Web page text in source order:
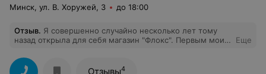
Минск, ул. В. Хоружей, 3 до 18:00
Отзыв. Я совершенно случайно несколько лет тому
назад открыла для себя магазин "Флокс". Первым моим
покупала и боялась, чтобы в очередной раз не
ошибиться. (Были печальные случаи приобретения
Еще
Отзывы4